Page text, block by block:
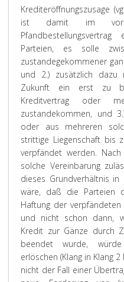
Krediteröffnungszusage
ist damit im
Parteien, es solle
zustandegekommener
und 2.) zusätzlich dazu
Zukunft ein erst zu
Kreditvertrag oder
zustandekommen, und
oder aus mehreren
strittige Liegenschaft bis
verpfändet werden.
solche Vereinbarung
dieses Grundverhältnis
wäre, daß die Parteien
Haftung der
und nicht schon dann,
Kredit zur Gänze durch
beendet wurde,
erlöschen (Klang in Klang
nicht der Fall einer